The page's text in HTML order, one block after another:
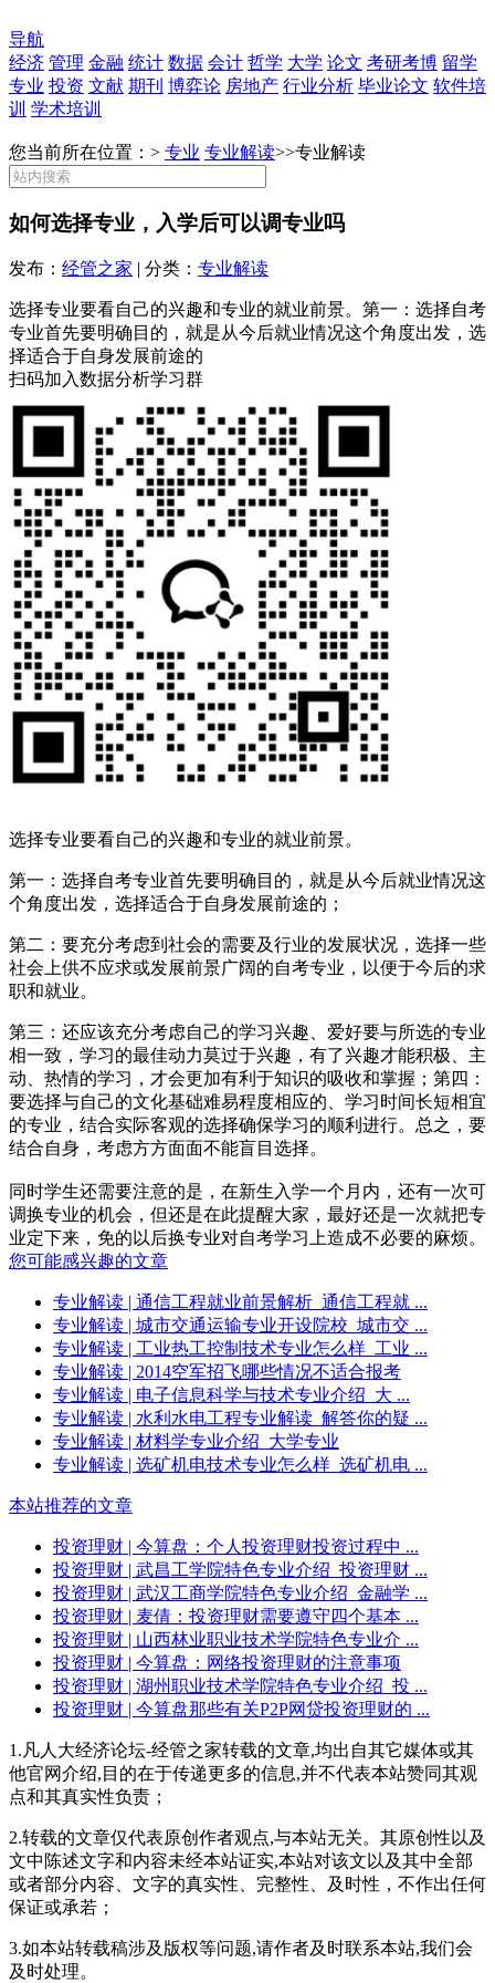
导航
经济 管理 金融 统计 数据 会计 哲学 大学 论文 考研考博 留学
专业 投资 文献 期刊 博弈论 房地产 行业分析 毕业论文 软件培
训 学术培训
您当前所在位置：> 专业 专业解读>>专业解读
如何选择专业，入学后可以调专业吗
发布： 经管之家 | 分类： 专业解读
选择专业要看自己的兴趣和专业的就业前景。第一：选择自考
专业首先要明确目的，就是从今后就业情况这个角度出发，选
择适合于自身发展前途的
扫码加入数据分析学习群
选择专业要看自己的兴趣和专业的就业前景。
第一：选择自考专业首先要明确目的，就是从今后就业情况这
个角度出发，选择适合于自身发展前途的 ；
第二：要充分考虑到社会的需要及行业的发展状况，选择一些
社会上供不应求或发展前景广阔的自考专业，以便于今后的求
职和就业。
第三：还应该充分考虑自己的学习兴趣、爱好要与所选的专业
相一致，学习的最佳动力莫过于兴趣，有了兴趣才能积极、主
动、热情的学习，才会更加有利于知识的吸收和掌握；第四：
要选择与自己的文化基础难易程度相应的、学习时间长短相宜
的专业，结合实际客观的选择确保学习的顺利进行。总之，要
结合自身，考虑方方面面不能盲目选择。
同时学生还需要注意的是，在新生入学一个月内，还有一次可
调换专业的机会，但还是在此提醒大家，最好还是一次就把专
业定下来，免的以后换专业对自考学习上造成不必要的麻烦。
您可能感兴趣的文章
专业解读 | 通信工程就业前景解析_通信工程就 ...
专业解读 | 城市交通运输专业开设院校_城市交 ...
专业解读 | 工业热工控制技术专业怎么样_工业 ...
专业解读 | 2014空军招飞哪些情况不适合报考
专业解读 | 电子信息科学与技术专业介绍_大 ...
专业解读 | 水利水电工程专业解读_解答你的疑 ...
专业解读 | 材料学专业介绍_大学专业
专业解读 | 选矿机电技术专业怎么样_选矿机电 ...
本站推荐的文章
投资理财 | 今算盘：个人投资理财投资过程中 ...
投资理财 | 武昌工学院特色专业介绍_投资理财 ...
投资理财 | 武汉工商学院特色专业介绍_金融学 ...
投资理财 | 麦倩：投资理财需要遵守四个基本 ...
投资理财 | 山西林业职业技术学院特色专业介 ...
投资理财 | 今算盘：网络投资理财的注意事项
投资理财 | 湖州职业技术学院特色专业介绍_投 ...
投资理财 | 今算盘那些有关P2P网贷投资理财的 ...
1.凡人大经济论坛-经管之家转载的文章,均出自其它媒体或其
他官网介绍,目的在于传递更多的信息,并不代表本站赞同其观
点和其真实性负责；
2.转载的文章仅代表原创作者观点,与本站无关。其原创性以及
文中陈述文字和内容未经本站证实,本站对该文以及其中全部
或者部分内容、文字的真实性、完整性、及时性，不作出任何
保证或承若；
3.如本站转载稿涉及版权等问题,请作者及时联系本站,我们会
及时处理。